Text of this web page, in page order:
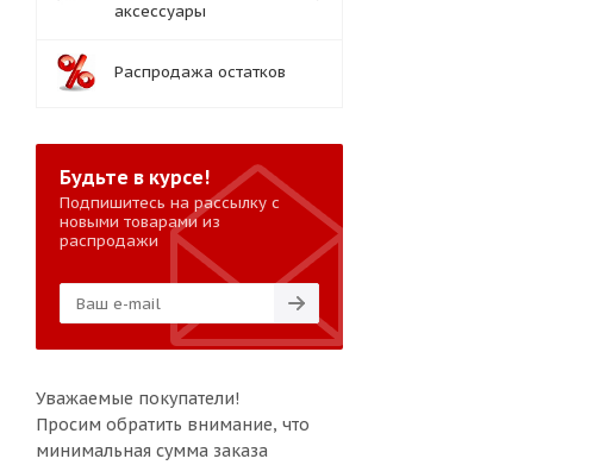
аксессуары
Распродажа остатков
Будьте в курсе!
Подпишитесь на рассылку с
новыми товарами из
распродажи
Уважаемые покупатели!
Просим обратить внимание, что
минимальная сумма заказа